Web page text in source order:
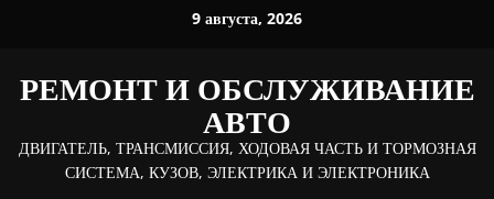
9 августа, 2026
РЕМОНТ И ОБСЛУЖИВАНИЕ
АВТО
ДВИГАТЕЛЬ, ТРАНСМИССИЯ, ХОДОВАЯ ЧАСТЬ И ТОРМОЗНАЯ
СИСТЕМА, КУЗОВ, ЭЛЕКТРИКА И ЭЛЕКТРОНИКА